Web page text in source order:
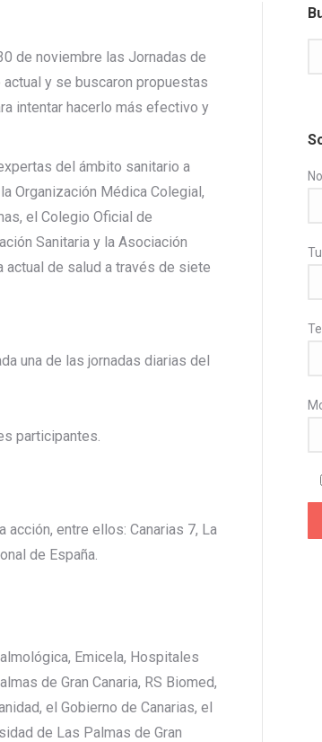
de noviembre las Jornadas de
y se buscaron propuestas
intentar hacerlo más efectivo y
del ámbito sanitario a
Organización Médica Colegial,
el Colegio Oficial de
Sanitaria y la Asociación
actual de salud a través de siete
una de las jornadas diarias del
participantes.
entre ellos: Canarias 7, La
de España.
Emicela, Hospitales
de Gran Canaria, RS Biomed,
el Gobierno de Canarias, el
de Las Palmas de Gran